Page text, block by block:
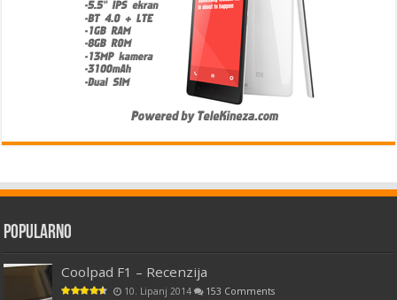
Popularno
Coolpad F1 – Recenzija
10. Lipanj 2014 153 Comments